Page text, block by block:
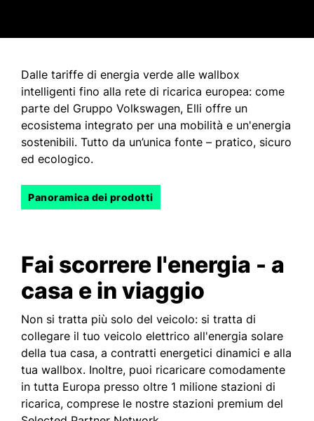
Dalle tariffe di energia verde alle wallbox
intelligenti fino alla rete di ricarica europea: come
parte del Gruppo Volkswagen, Elli offre un
ecosistema integrato per una mobilità e un'energia
sostenibili. Tutto da un’unica fonte – pratico, sicuro
ed ecologico.
Panoramica dei prodotti
Fai scorrere l'energia - a
casa e in viaggio
Non si tratta più solo del veicolo: si tratta di
collegare il tuo veicolo elettrico all'energia solare
della tua casa, a contratti energetici dinamici e alla
tua wallbox. Inoltre, puoi ricaricare comodamente
in tutta Europa presso oltre 1 milione stazioni di
ricarica, comprese le nostre stazioni premium del